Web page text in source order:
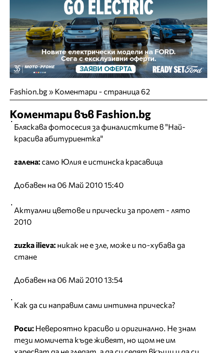
Fashion.bg» Коментари - страница 62
Коментари във Fashion.bg
Бляскава фотосесия за финалистките в "Най-
красива абитуриентка"
галена:само Юлия е истинска красавица
Добавен на 06 Май 2010 15:40
Актуални цветове и прически за пролет - лято
2010
zuzka ilieva: никак не е зле, може и по-хубава да
стане
Добавен на 06 Май 2010 13:54
Как да си направим сами интимна прическа?
Роси: Невероятно красиво и оригинално. Не знам
тези момичета къде живеят, но щом не им